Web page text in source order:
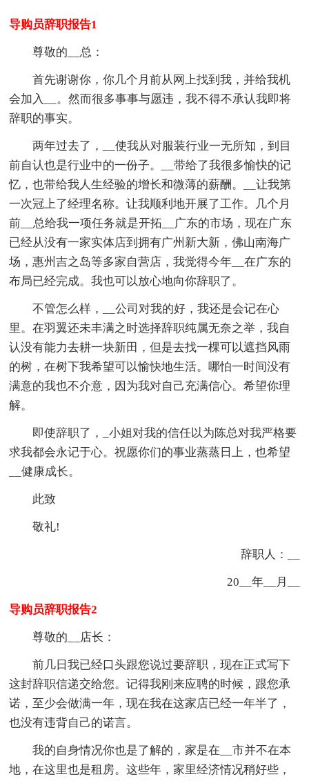
导购员辞职报告1
尊敬的__总：
首先谢谢你，你几个月前从网上找到我，并给我机
会加入__。然而很多事事与愿违，我不得不承认我即将
辞职的事实。
两年过去了，__使我从对服装行业一无所知，到目
前自认也是行业中的一份子。__带给了我很多愉快的记
忆，也带给我人生经验的增长和微薄的薪酬。__让我第
一次冠上了经理名称。让我顺利地开展了工作。几个月
前__总给我一项任务就是开拓__广东的市场，现在广东
已经从没有一家实体店到拥有广州新大新，佛山南海广
场，惠州吉之岛等多家自营店，我觉得今年__在广东的
布局已经完成。我也可以放心地向你辞职了。
不管怎么样，__公司对我的好，我还是会记在心
里。在羽翼还未丰满之时选择辞职纯属无奈之举，我自
认没有能力去耕一块新田，但是去找一棵可以遮挡风雨
的树，在树下我希望可以愉快地生活。哪怕一时间没有
满意的我也不介意，因为我对自己充满信心。希望你理
解。
即使辞职了，_小姐对我的信任以为陈总对我严格要
求我都会永记于心。祝愿你们的事业蒸蒸日上，也希望
__健康成长。
此致
敬礼!
辞职人：__
20__年__月__
导购员辞职报告2
尊敬的__店长：
前几日我已经口头跟您说过要辞职，现在正式写下
这封辞职信递交给您。记得我刚来应聘的时候，跟您承
诺，至少会做满一年，现在我在这家店已经一年半了，
也没有违背自己的诺言。
我的自身情况你也是了解的，家是在__市并不在本
地，在这里也是租房。这些年，家里经济情况稍好些，